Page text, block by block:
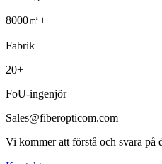
8000㎡+
Fabrik
20+
FoU-ingenjör
Sales@fiberopticom.com
Vi kommer att förstå och svara på